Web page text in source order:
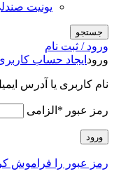
یونیت
جستجو
ورود / ثبت نام
ورود ایجاد حساب
نام کاربری یا آدرس
رمز عبور * الزامی
ورود
رمز عبور را فراموش